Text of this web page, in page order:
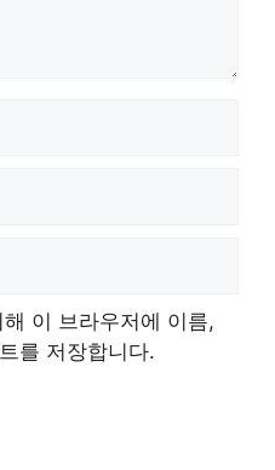
이 브라우저에 이름,
를 저장합니다.